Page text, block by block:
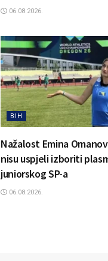
06.08.2026.
BIH
Nažalost Emina
nisu uspjeli izboriti
juniorskog SP-a
06.08.2026.